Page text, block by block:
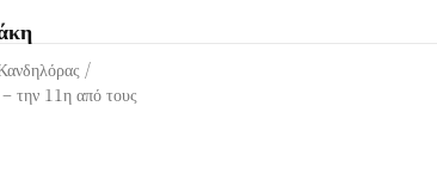
/
την 11η από τους